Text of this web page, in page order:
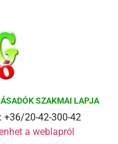
SZAKMAI LAPJA
+36/20-42-300-42
a weblapról